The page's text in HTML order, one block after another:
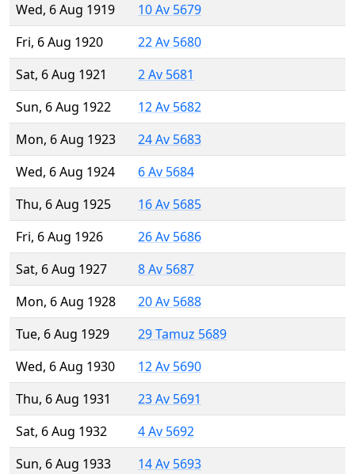
Wed, 6 Aug 1919
10 Av 5679
Fri, 6 Aug 1920
22 Av 5680
Sat, 6 Aug 1921
2 Av 5681
Sun, 6 Aug 1922
12 Av 5682
Mon, 6 Aug 1923
24 Av 5683
Wed, 6 Aug 1924
6 Av 5684
Thu, 6 Aug 1925
16 Av 5685
Fri, 6 Aug 1926
26 Av 5686
Sat, 6 Aug 1927
8 Av 5687
Mon, 6 Aug 1928
20 Av 5688
Tue, 6 Aug 1929
29 Tamuz 5689
Wed, 6 Aug 1930
12 Av 5690
Thu, 6 Aug 1931
23 Av 5691
Sat, 6 Aug 1932
4 Av 5692
Sun, 6 Aug 1933
14 Av 5693